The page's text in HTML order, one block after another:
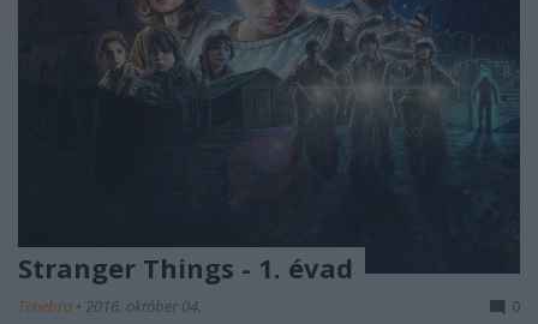
Stranger Things - 1. évad
Tenebra • 2016. október 04. 0